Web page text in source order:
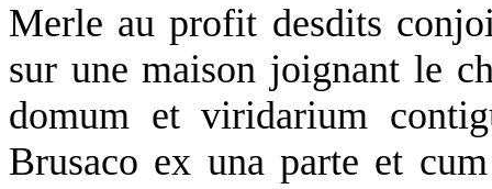
Merle au profit desdits
sur une maison joignant le
domum et viridarium
Brusaco ex una parte et